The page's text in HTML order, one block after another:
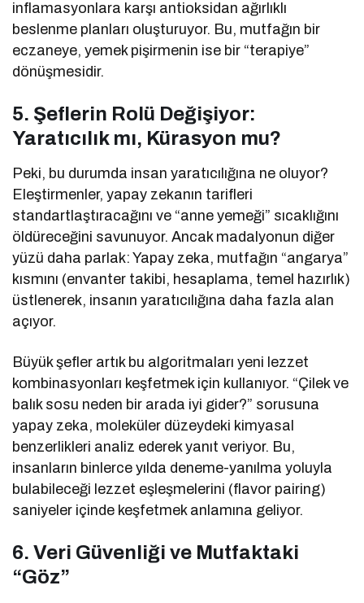
inflamasyonlara karşı antioksidan ağırlıklı
beslenme planları oluşturuyor. Bu, mutfağın bir
eczaneye, yemek pişirmenin ise bir “terapiye”
dönüşmesidir.
5. Şeflerin Rolü Değişiyor:
Yaratıcılık mı, Kürasyon mu?
Peki, bu durumda insan yaratıcılığına ne oluyor?
Eleştirmenler, yapay zekanın tarifleri
standartlaştıracağını ve “anne yemeği” sıcaklığını
öldüreceğini savunuyor. Ancak madalyonun diğer
yüzü daha parlak: Yapay zeka, mutfağın “angarya”
kısmını (envanter takibi, hesaplama, temel hazırlık)
üstlenerek, insanın yaratıcılığına daha fazla alan
açıyor.
Büyük şefler artık bu algoritmaları yeni lezzet
kombinasyonları keşfetmek için kullanıyor. “Çilek ve
balık sosu neden bir arada iyi gider?” sorusuna
yapay zeka, moleküler düzeydeki kimyasal
benzerlikleri analiz ederek yanıt veriyor. Bu,
insanların binlerce yılda deneme-yanılma yoluyla
bulabileceği lezzet eşleşmelerini (flavor pairing)
saniyeler içinde keşfetmek anlamına geliyor.
6. Veri Güvenliği ve Mutfaktaki
“Göz”